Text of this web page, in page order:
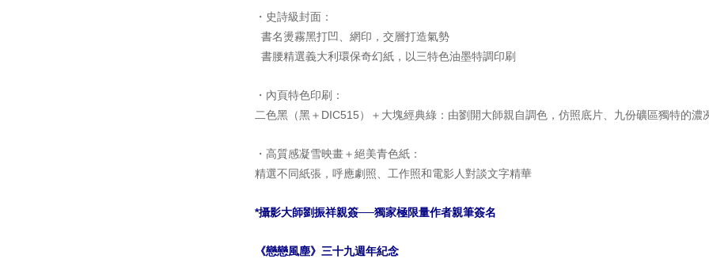
・史詩級封面：
書名燙霧黑打凹、網印，交層打造氣勢
書腰精選義大利環保奇幻紙，以三特色油墨特調印刷
・內頁特色印刷：
二色黑（黑＋DIC515）＋大塊經典綠：由劉開大師親自調色，仿照底片、九份礦區獨特的濃
・高質感凝雪映畫＋絕美青色紙：
精選不同紙張，呼應劇照、工作照和電影人對談文字精華
*攝影大師劉振祥親簽──獨家極限量作者親筆簽名
《戀戀風塵》三十九週年紀念